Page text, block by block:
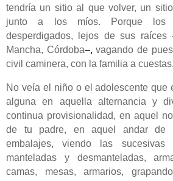
tendría un sitio al que volver, un
junto a los míos. Porque los
desperdigados, lejos de sus raíces
Mancha, Córdoba–,vagando de
civil caminera, con la familia a cuestas.
No veía el niño o el adolescente que
alguna en aquella alternancia y
continua provisionalidad, en aquel
de tu padre, en aquel andar de
embalajes, viendo las sucesivas
manteladas y desmanteladas,
camas, mesas, armarios,